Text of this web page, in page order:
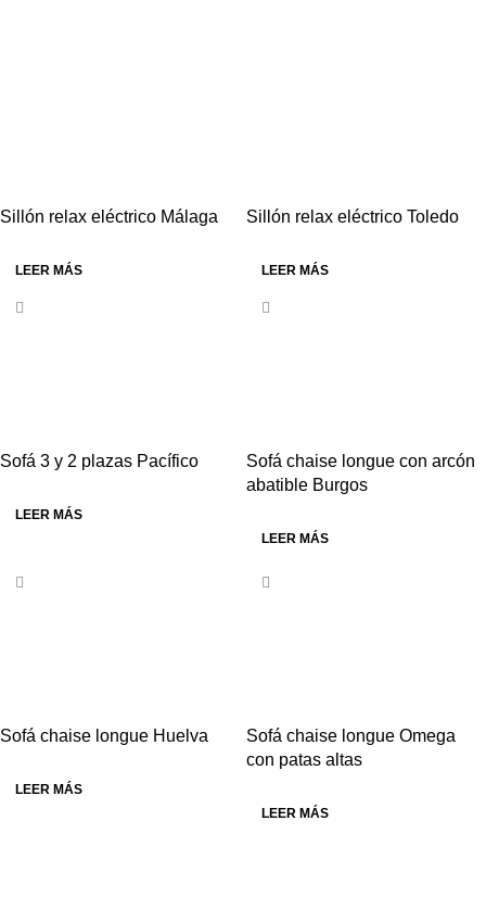
Sillón relax eléctrico Málaga
LEER MÁS
Sillón relax eléctrico Toledo
LEER MÁS
Sofá 3 y 2 plazas Pacífico
LEER MÁS
Sofá chaise longue con arcón
abatible Burgos
LEER MÁS
Sofá chaise longue Huelva
LEER MÁS
Sofá chaise longue Omega
con patas altas
LEER MÁS